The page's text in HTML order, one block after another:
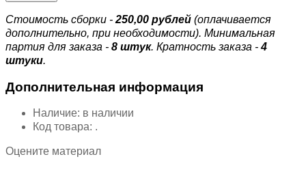
Стоимость сборки - 250,00 рублей (оплачивается
дополнительно, при необходимости). Минимальная
партия для заказа - 8 штук. Кратность заказа -4
штуки.
Дополнительная информация
Наличие: в наличии
Код товара: .
Оцените материал